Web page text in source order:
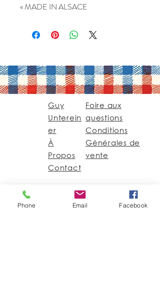
« MADE IN ALSACE
Guy
Unterein
er
À
Propos
Contact
Foire aux
questions
Conditions
Générales de
vente
Guy@GuyUntereiner.fr
8 rue du Général
Phone Email Facebook